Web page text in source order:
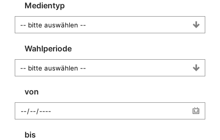
Medientyp
Wahlperiode
von
bis